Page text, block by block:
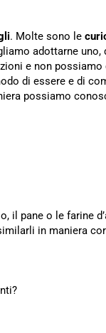
. Molte sono le
adottarne
e non
di essere e di
possiamo
il pane o le farine
in maniera